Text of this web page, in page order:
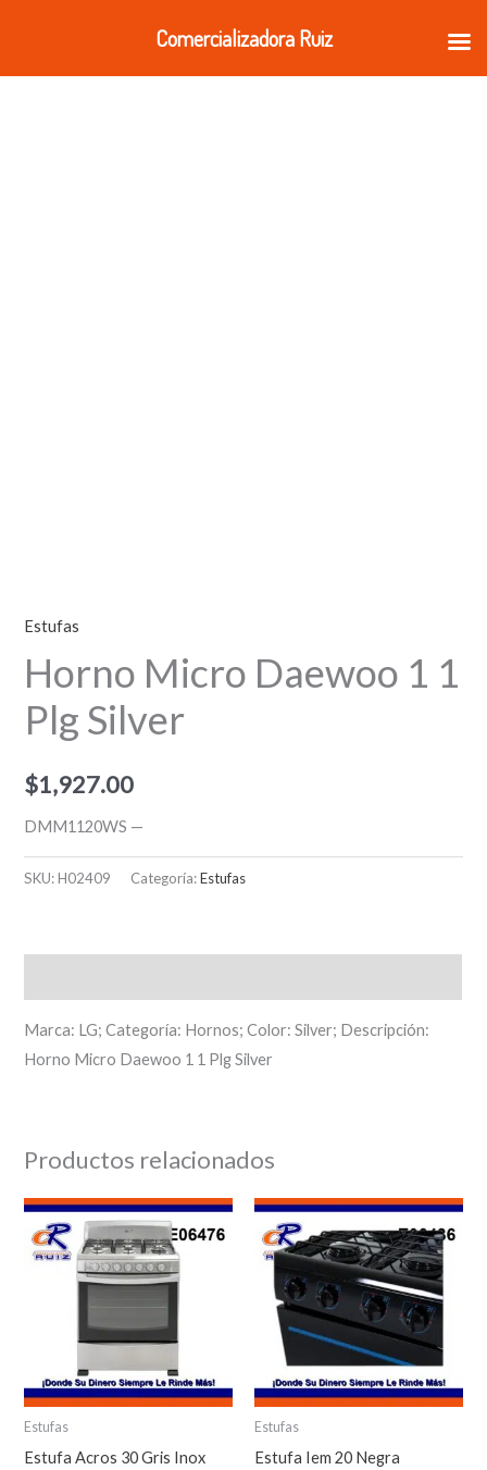
contenido
Estufas
Horno Micro Daewoo 1 1
Plg Silver
$1,927.00
DMM1120WS —
SKU:H02409 Categoría:Estufas
Marca: LG; Categoría: Hornos; Color: Silver; Descripción:
Horno Micro Daewoo 1 1 Plg Silver
Productos relacionados
Estufas
Estufa Acros 30 Gris Inox
Estufas
Estufa Iem 20 Negra
Comercializadora Ruiz